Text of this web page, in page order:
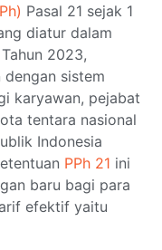
Pasal 21 sejak 1
diatur dalam
2023,
sistem
karyawan, pejabat
tentara nasional
Indonesia
PPh 21 ini
baru bagi para
efektif yaitu